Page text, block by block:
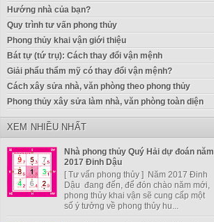
Hướng nhà của bạn?
Quy trình tư vấn phong thủy
Phong thủy khai vận giới thiệu
Bát tự (tứ trụ): Cách thay đổi vận mệnh
Giải phẩu thẩm mỹ có thay đổi vận mệnh?
Cách xây sửa nhà, văn phòng theo phong thủy
Phong thủy xây sửa làm nhà, văn phòng toàn diện
XEM NHIỀU NHẤT
Nhà phong thủy Quý Hải dự đoán năm
2017 Đinh Dậu
[ Tư vấn phong thủy ] Năm 2017 Đinh
Dậu đang đến, để đón chào năm mới,
phong thủy khai vận sẽ cung cấp một
số ý tưởng về phong thủy hu...